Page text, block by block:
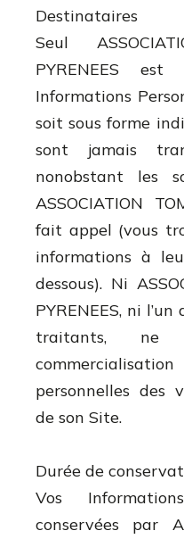
Destinataires
Seul
PYRENEES
Informations
soit sous forme
sont jamais
nonobstant les
ASSOCIATION
fait appel (vous
informations à
dessous). Ni
PYRENEES, ni
traitants,
personnelles des
de son Site.
Durée de
Vos
conservées par